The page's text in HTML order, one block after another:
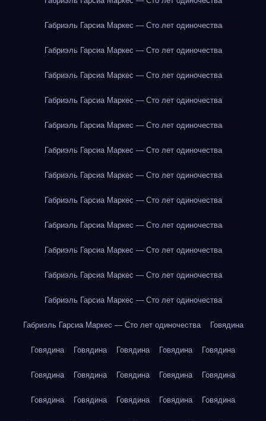
Габриэль Гарсиа Маркес — Сто лет одиночества
Габриэль Гарсиа Маркес — Сто лет одиночества
Габриэль Гарсиа Маркес — Сто лет одиночества
Габриэль Гарсиа Маркес — Сто лет одиночества
Габриэль Гарсиа Маркес — Сто лет одиночества
Габриэль Гарсиа Маркес — Сто лет одиночества
Габриэль Гарсиа Маркес — Сто лет одиночества
Габриэль Гарсиа Маркес — Сто лет одиночества
Габриэль Гарсиа Маркес — Сто лет одиночества
Габриэль Гарсиа Маркес — Сто лет одиночества
Габриэль Гарсиа Маркес — Сто лет одиночества
Габриэль Гарсиа Маркес — Сто лет одиночества
Габриэль Гарсиа Маркес — Сто лет одиночества Говядина
Говядина Говядина Говядина Говядина Говядина
Говядина Говядина Говядина Говядина Говядина
Говядина Говядина Говядина Говядина Говядина